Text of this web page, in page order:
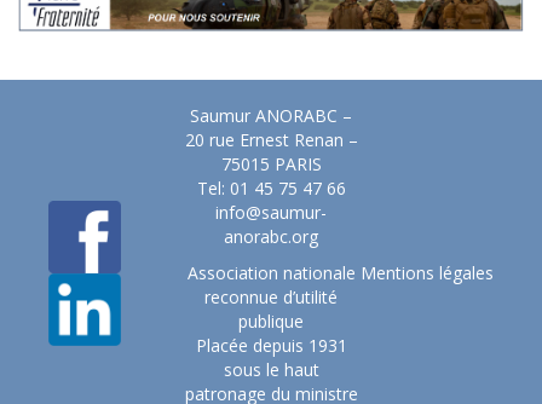
Saumur ANORABC –
20 rue Ernest Renan –
75015 PARIS
Tel: 01 45 75 47 66
info@saumur-
anorabc.org
Association nationale
reconnue d’utilité
publique
Placée depuis 1931
sous le haut
patronage du ministre
Mentions légales